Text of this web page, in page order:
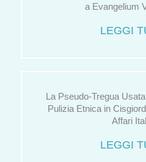
a Evangelium
LEGGI
La Pseudo-Tregua
Pulizia Etnica in
Affari
LEGGI